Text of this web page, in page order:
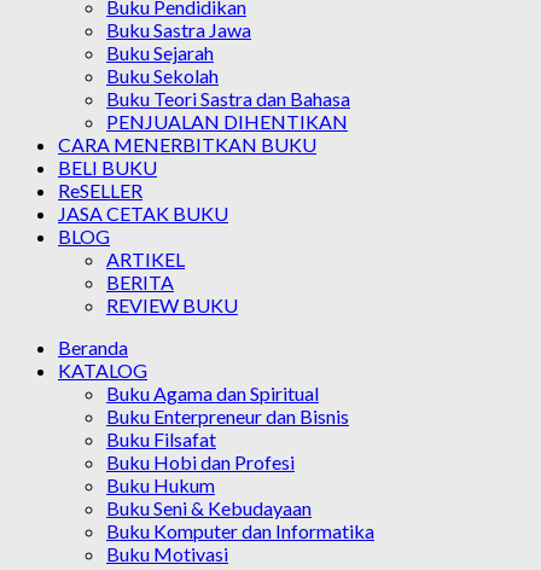
Buku Pendidikan
Buku Sastra Jawa
Buku Sejarah
Buku Sekolah
Buku Teori Sastra dan Bahasa
PENJUALAN DIHENTIKAN
CARA MENERBITKAN BUKU
BELI BUKU
ReSELLER
JASA CETAK BUKU
BLOG
ARTIKEL
BERITA
REVIEW BUKU
Beranda
KATALOG
Buku Agama dan Spiritual
Buku Enterpreneur dan Bisnis
Buku Filsafat
Buku Hobi dan Profesi
Buku Hukum
Buku Seni & Kebudayaan
Buku Komputer dan Informatika
Buku Motivasi